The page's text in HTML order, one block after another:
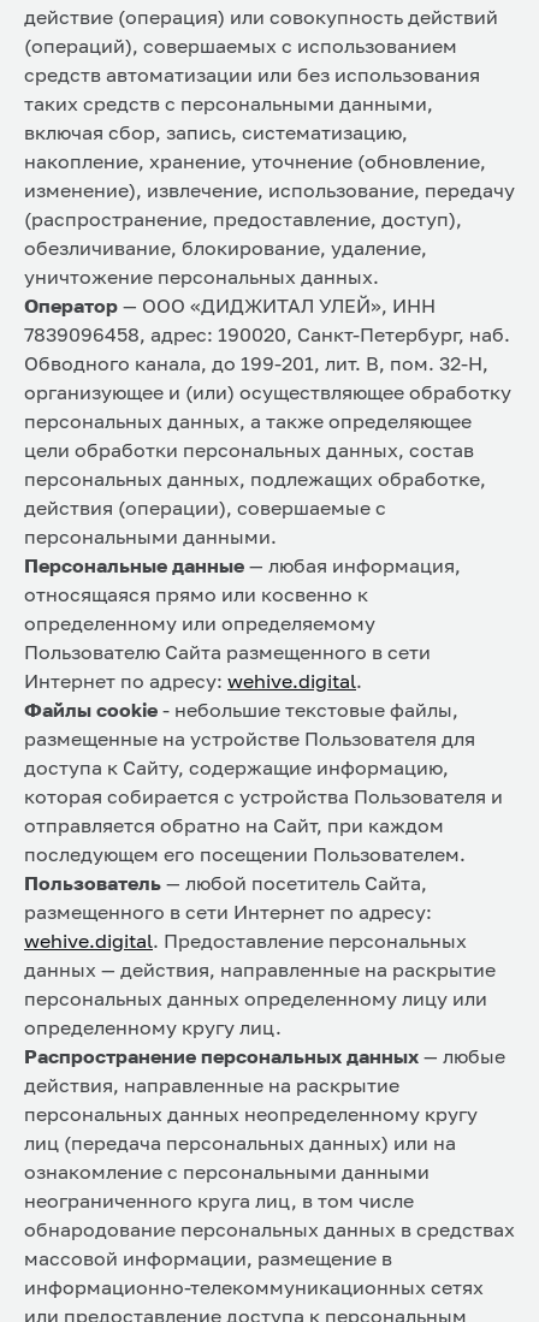
действие (операция) или совокупность действий
(операций), совершаемых с использованием
средств автоматизации или без использования
таких средств с персональными данными,
включая сбор, запись, систематизацию,
накопление, хранение, уточнение (обновление,
изменение), извлечение, использование, передачу
(распространение, предоставление, доступ),
обезличивание, блокирование, удаление,
уничтожение персональных данных.
Оператор — ООО «ДИДЖИТАЛ УЛЕЙ», ИНН
7839096458, адрес: 190020, Санкт-Петербург, наб.
Обводного канала, до 199-201, лит. В, пом. 32-Н,
организующее и (или) осуществляющее обработку
персональных данных, а также определяющее
цели обработки персональных данных, состав
персональных данных, подлежащих обработке,
действия (операции), совершаемые с
персональными данными.
Персональные данные — любая информация,
относящаяся прямо или косвенно к
определенному или определяемому
Пользователю Cайта размещенного в сети
Интернет по адресу: wehive.digital.
Файлы cookie - небольшие текстовые файлы,
размещенные на устройстве Пользователя для
доступа к Сайту, содержащие информацию,
которая собирается с устройства Пользователя и
отправляется обратно на Сайт, при каждом
последующем его посещении Пользователем.
Пользователь — любой посетитель Сайта,
размещенного в сети Интернет по адресу:
wehive.digital. Предоставление персональных
данных — действия, направленные на раскрытие
персональных данных определенному лицу или
определенному кругу лиц.
Распространение персональных данных — любые
действия, направленные на раскрытие
персональных данных неопределенному кругу
лиц (передача персональных данных) или на
ознакомление с персональными данными
неограниченного круга лиц, в том числе
обнародование персональных данных в средствах
массовой информации, размещение в
информационно-телекоммуникационных сетях
или предоставление доступа к персональным